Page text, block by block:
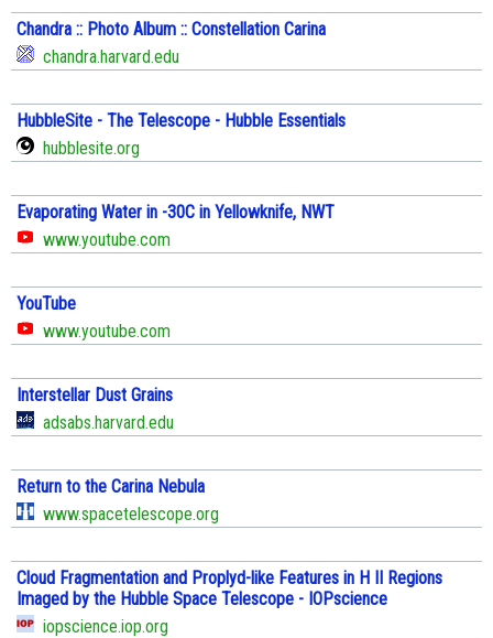
Chandra :: Photo Album :: Constellation Carina
chandra.harvard.edu
HubbleSite - The Telescope - Hubble Essentials
hubblesite.org
Evaporating Water in -30C in Yellowknife, NWT
www.youtube.com
YouTube
www.youtube.com
Interstellar Dust Grains
adsabs.harvard.edu
Return to the Carina Nebula
www.spacetelescope.org
Cloud Fragmentation and Proplyd-like Features in H II Regions
Imaged by the Hubble Space Telescope - IOPscience
iopscience.iop.org